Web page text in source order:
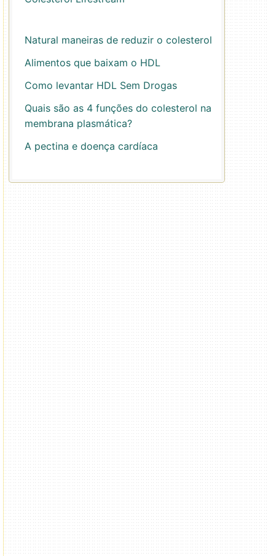
Natural maneiras de reduzir o colesterol
Alimentos que baixam o HDL
Como levantar HDL Sem Drogas
Quais são as 4 funções do colesterol na
membrana plasmática?
A pectina e doença cardíaca